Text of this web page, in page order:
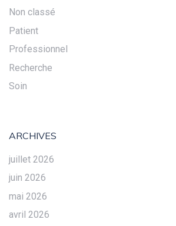
Non classé
Patient
Professionnel
Recherche
Soin
ARCHIVES
juillet 2026
juin 2026
mai 2026
avril 2026